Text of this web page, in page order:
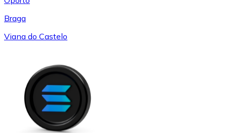
Braga
Viana do Castelo